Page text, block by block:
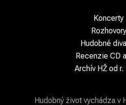
Koncerty
Rozhovory
Hudobné
Recenzie CD
Archív HŽ od r.
Hudobný život vychádza v